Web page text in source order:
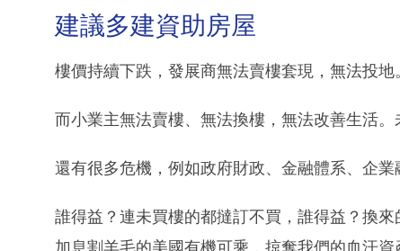
建議多建資助房屋
樓價持續下跌，發展商無法賣樓套現，無法投地
而小業主無法賣樓、無法換樓，無法改善生活
還有很多危機，例如政府財政、金融體系、企業
誰得益？連未買樓的都撻訂不買，誰得益？換
加息割羊毛的美國有機可乘，掠奪我們的血汗資